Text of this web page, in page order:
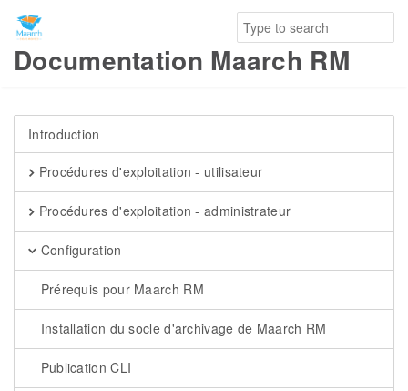
Documentation Maarch RM
Introduction
Procédures d'exploitation - utilisateur
Procédures d'exploitation - administrateur
Configuration
Prérequis pour Maarch RM
Installation du socle d'archivage de Maarch RM
Publication CLI